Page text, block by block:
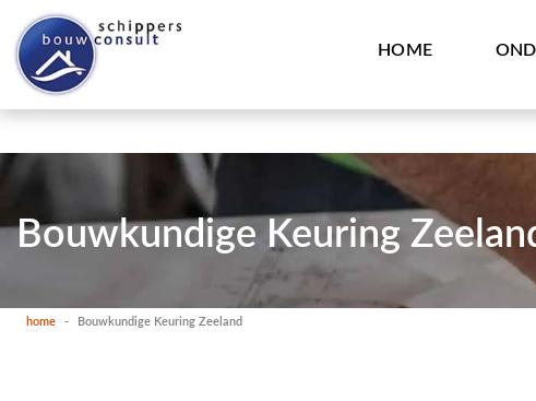
HOME
Bouwkundige Keuring
home - Bouwkundige Keuring Zeeland